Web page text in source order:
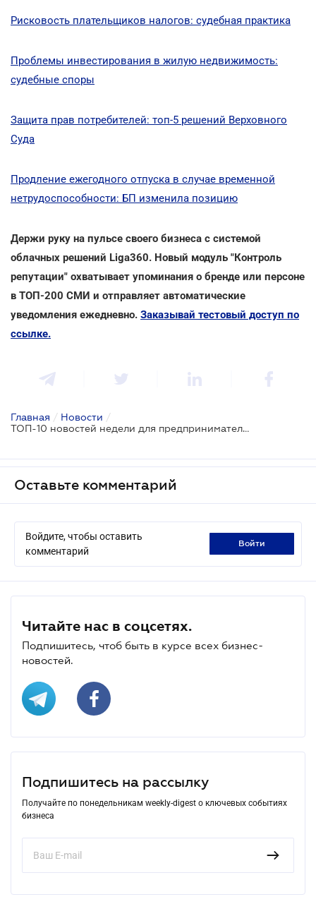
Рисковость плательщиков налогов: судебная практика
Проблемы инвестирования в жилую недвижимость:
судебные споры
Защита прав потребителей: топ-5 решений Верховного
Суда
Продление ежегодного отпуска в случае временной
нетрудоспособности: БП изменила позицию
Держи руку на пульсе своего бизнеса с системой
облачных решений Liga360. Новый модуль "Контроль
репутации" охватывает упоминания о бренде или персоне
в ТОП-200 СМИ и отправляет автоматические
уведомления ежедневно. Заказывай тестовый доступ по
ссылке.
Главная / Новости /
ТОП-10 новостей недели для предпринимателей
Оставьте комментарий
Войдите, чтобы оставить
комментарий
войти
Читайте нас в соцсетях.
Подпишитесь, чтоб быть в курсе всех бизнес-
новостей.
Подпишитесь на рассылку
Получайте по понедельникам weekly-digest о ключевых событиях
бизнеса